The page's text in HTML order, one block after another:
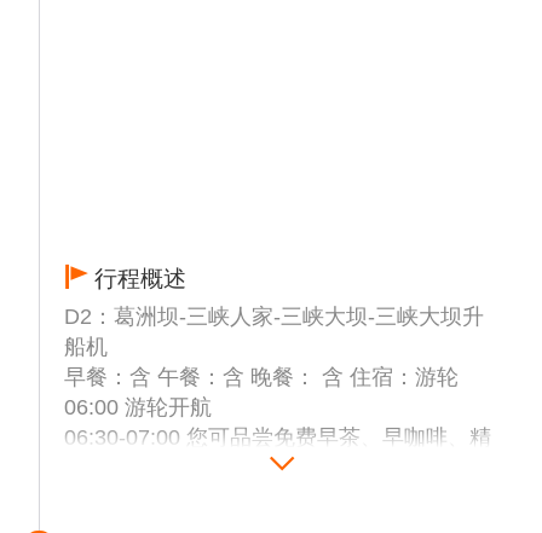
行程概述
D2：葛洲坝-三峡人家-三峡大坝-三峡大坝升
船机
早餐：含 午餐：含 晚餐： 含 住宿：游轮
06:00 游轮开航
06:30-07:00 您可品尝免费早茶、早咖啡、精
美茶点，也可晨练太极